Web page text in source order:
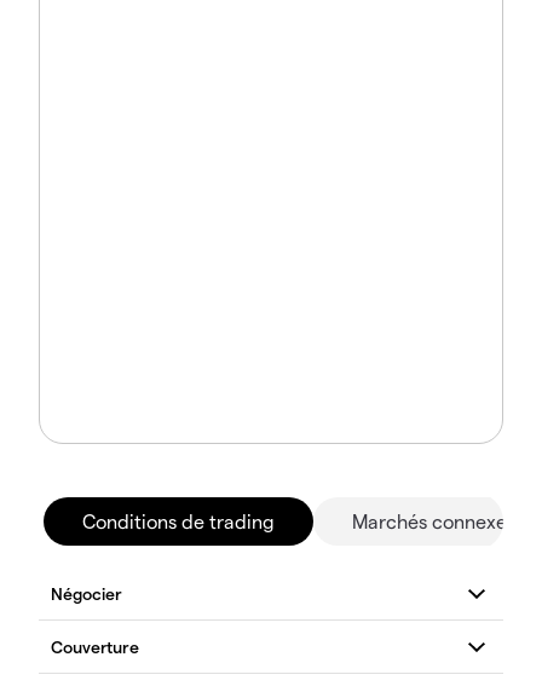
Conditions de trading Marchés connexes